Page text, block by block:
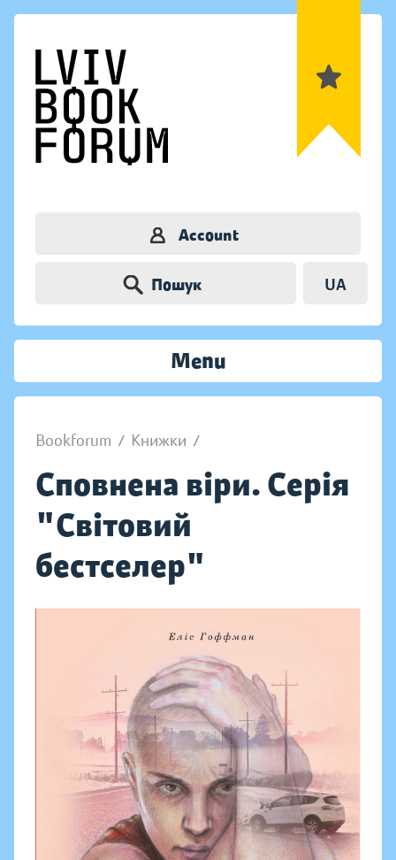
Account
Пошук UA
Menu
Bookforum / Книжки /
Сповнена віри. Серія
"Світовий
бестселер"